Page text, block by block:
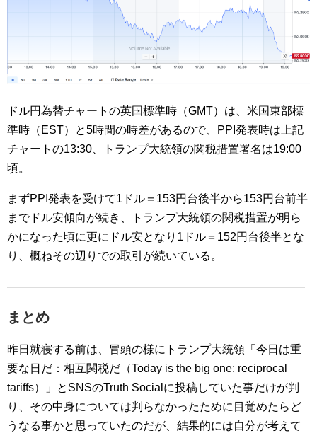
ドル円為替チャートの英国標準時（GMT）は、米国東部標
準時（EST）と5時間の時差があるので、PPI発表時は上記
チャートの13:30、トランプ大統領の関税措置署名は19:00
頃。
まずPPI発表を受けて1ドル＝153円台後半から153円台前半
までドル安傾向が続き、トランプ大統領の関税措置が明ら
かになった頃に更にドル安となり1ドル＝152円台後半とな
り、概ねその辺りでの取引が続いている。
まとめ
昨日就寝する前は、冒頭の様にトランプ大統領「今日は重
要な日だ：相互関税だ（Today is the big one: reciprocal
tariffs）」とSNSのTruth Socialに投稿していた事だけが判
り、その中身については判らなかったために目覚めたらど
うなる事かと思っていたのだが、結果的には自分が考えて